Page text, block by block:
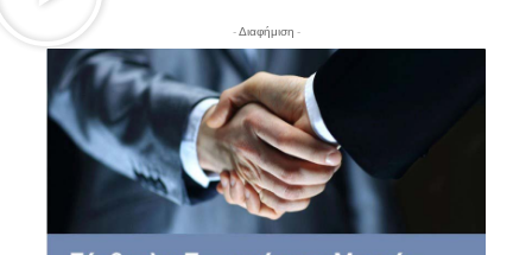
- Διαφήμιση -